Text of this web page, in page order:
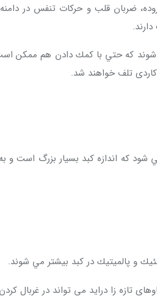
ضربان قلب و حركات تنفس در
شوند كه حتي با كمك دادن هم ممكن
تلف خواهند شد.
كه اندازه كبد بسيار بزرگ است و
و پالميتيك در كبد بيشتر مي شوند.
تازه زا دراید می تواند در غربال